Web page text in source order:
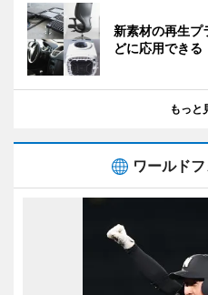
新素材の再生プ
どに応用できる
もっと
ワールド